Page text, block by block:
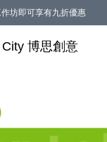
坊即可享有九折優惠
博思創意